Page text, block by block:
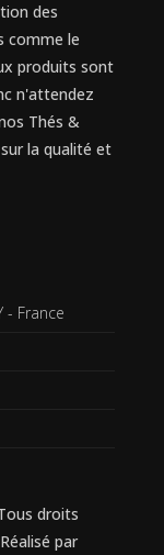
des
comme le
produits sont
n'attendez
Thés &
la qualité et
- France
droits
par